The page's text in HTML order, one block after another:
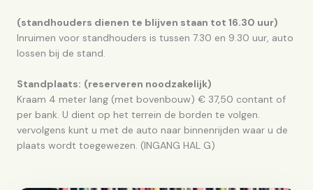
(standhouders dienen te blijven staan tot 16.30 uur)
Inruimen voor standhouders is tussen 7.30 en 9.30 uur, auto
lossen bij de stand.
Standplaats: (reserveren noodzakelijk)
Kraam 4 meter lang (met bovenbouw) € 37,50 contant of
per bank. U dient op het terrein de borden te volgen.
vervolgens kunt u met de auto naar binnenrijden waar u de
plaats wordt toegewezen. (INGANG HAL G)